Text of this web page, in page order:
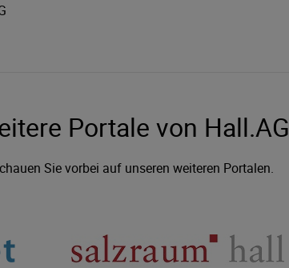
Portale von Hall.AG
Sie vorbei auf unseren weiteren Portalen.